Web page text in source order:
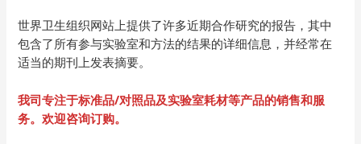
世界卫生组织网站上提供了许多近期合作研究的报告，其中
包含了所有参与实验室和方法的结果的详细信息，并经常在
适当的期刊上发表摘要。
我司专注于标准品/对照品及实验室耗材等产品的销售和服
务。欢迎咨询订购。